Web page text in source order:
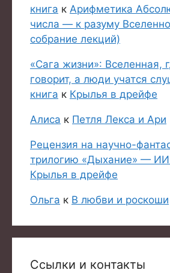
книга к Арифметика
числа — к разуму
собрание лекций)
«Сага жизни»: Вселенная,
говорит, а люди учатся
книга к Крылья в дрейфе
Алиса к Петля Лекса и Ари
Рецензия на научно-
трилогию «Дыхание» —
Крылья в дрейфе
Ольга к В любви и роскоши
Ссылки и контакты